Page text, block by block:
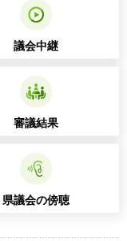
議会中継
審議結果
県議会の傍聴